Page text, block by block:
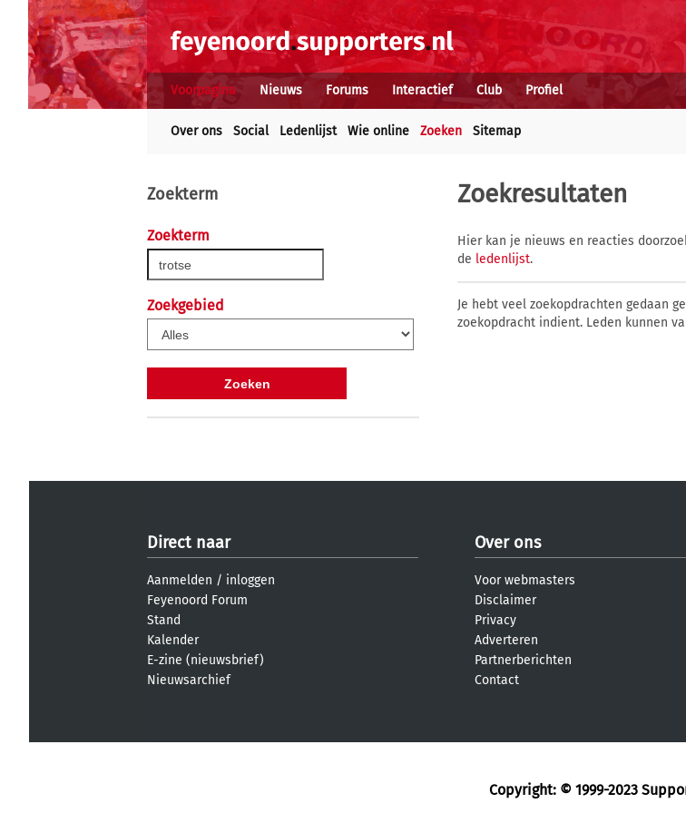
Voorpagina Nieuws Forums Interactief Club Profiel
Over ons Social Ledenlijst Wie online Zoeken Sitemap
Zoekterm
Zoekterm
Zoekgebied
Zoekresultaten
Hier kan je nieuws en reacties
de ledenlijst.
Je hebt veel zoekopdrachten gedaan
zoekopdracht indient. Leden kunnen
Direct naar
Aanmelden / inloggen
Feyenoord Forum
Stand
Kalender
E-zine (nieuwsbrief)
Nieuwsarchief
Over ons
Voor webmasters
Disclaimer
Privacy
Adverteren
Partnerberichten
Contact
Copyright: © 1999-2023